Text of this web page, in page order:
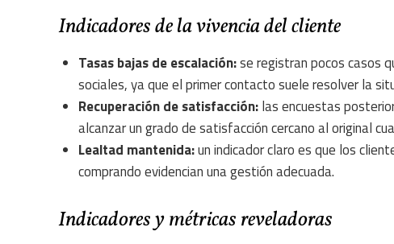
Indicadores de la vivencia del cliente
Tasas bajas de escalación:se registran pocos casos
sociales, ya que el primer contacto suele resolver la
Recuperación de satisfacción:las encuestas
alcanzar un grado de satisfacción cercano al original
Lealtad mantenida:un indicador claro es que los
comprando evidencian una gestión adecuada.
Indicadores y métricas reveladoras